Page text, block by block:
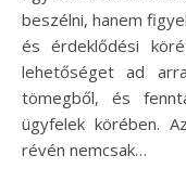
beszélni, hanem
és érdeklődési
lehetőséget ad
tömegből, és
ügyfelek körében.
révén nemcsak…